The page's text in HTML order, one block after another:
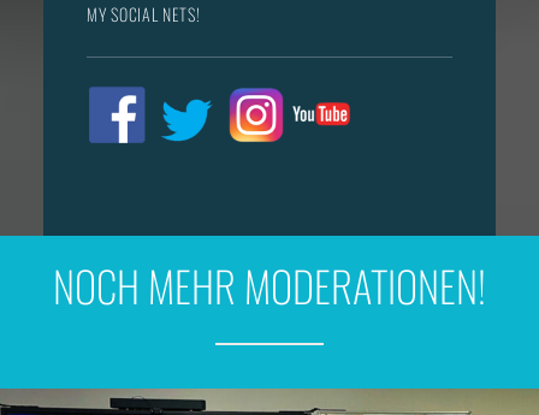
MY SOCIAL NETS!
NOCH MEHR MODERATIONEN!